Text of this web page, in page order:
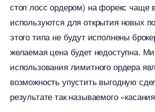
стоп лосс ордером) на форекс чаще
используются для открытия новых
этого типа не будут исполнены
желаемая цена будет недоступна.
использования лимитного ордера
озможность упустить выгодную
результате так называемого